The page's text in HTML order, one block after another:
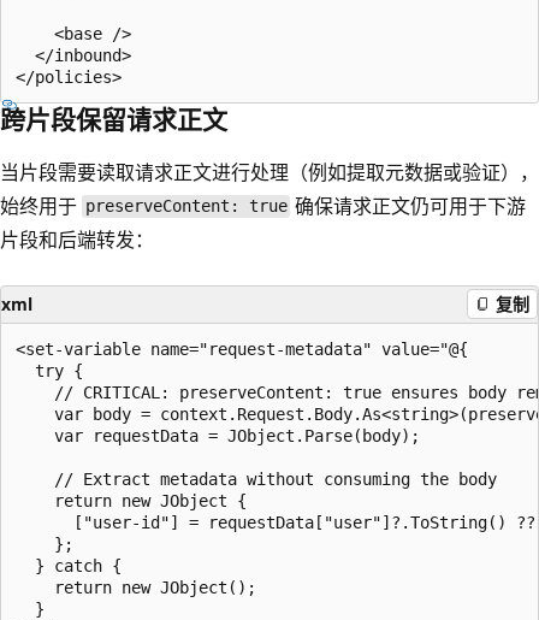
    <base />
  </inbound>
跨片段保留请求正文
当片段需要读取请求正文进行处理（例如提取元数据或验证），
始终用于 preserveContent: true 确保请求正文仍可用于下游
片段和后端转发：
xml 复制
<set-variable name="request-metadata" value="@{
  try {
// CRITICAL: preserveContent: true ensures body
var body =
    var requestData = JObject.Parse(body);
    // Extract metadata without consuming the body
    return new JObject {
["user-id"] = requestData["user"]?.ToString()
    };
  } catch {
    return new JObject();
  }